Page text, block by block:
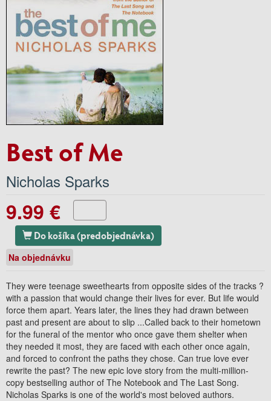
Best of Me
Nicholas Sparks
9.99 €
Do košíka (predobjednávka)
Na objednávku
They were teenage sweethearts from opposite sides of the tracks ?
with a passion that would change their lives for ever. But life would
force them apart. Years later, the lines they had drawn between
past and present are about to slip ...Called back to their hometown
for the funeral of the mentor who once gave them shelter when
they needed it most, they are faced with each other once again,
and forced to confront the paths they chose. Can true love ever
rewrite the past? The new epic love story from the multi-million-
copy bestselling author of The Notebook and The Last Song.
Nicholas Sparks is one of the world's most beloved authors.